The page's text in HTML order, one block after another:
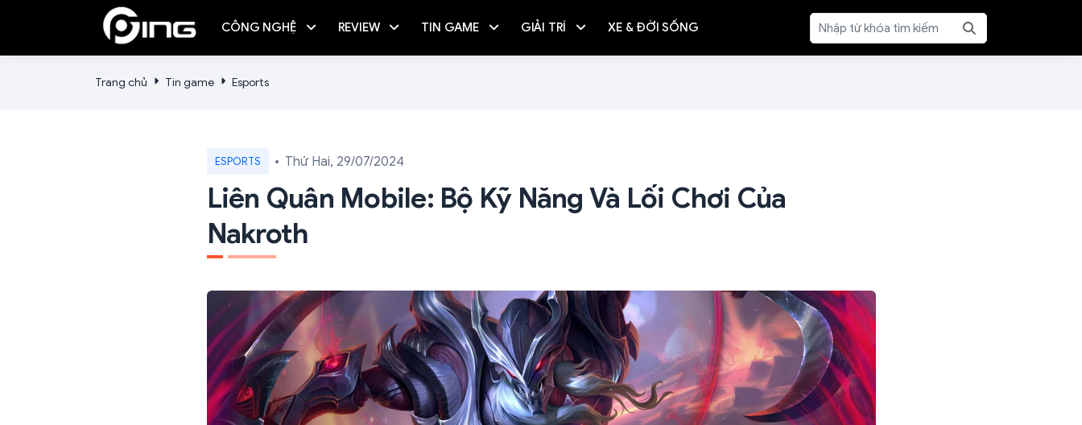
CÔNG NGHỆ REVIEW TIN GAME GIẢI TRÍ XE & ĐỜI SỐNG
Trang chủ Tin game Esports
ESPORTS Thứ Hai, 29/07/2024
Liên Quân Mobile: Bộ Kỹ Năng Và Lối Chơi Của
Nakroth